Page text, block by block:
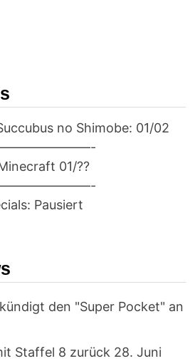
no Shimobe: 01/02
01/??
Pausiert
den "Super Pocket" an
Staffel 8 zurück 28. Juni